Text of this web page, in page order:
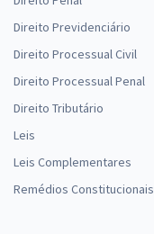
Direito Previdenciário
Direito Processual Civil
Direito Processual Penal
Direito Tributário
Leis
Leis Complementares
Remédios Constitucionais